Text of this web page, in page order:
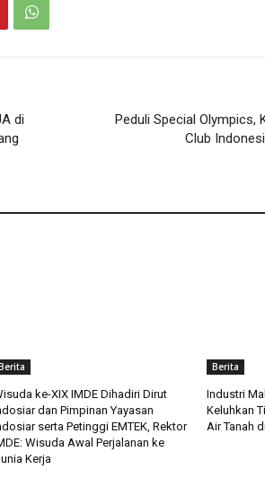
di
Peduli Special Olympics,
Club
ke-XIX IMDE Dihadiri Dirut
dan Pimpinan Yayasan
serta Petinggi EMTEK, Rektor
Wisuda Awal Perjalanan ke
Kerja
Berita
Industri
Keluhkan
Air Tanah